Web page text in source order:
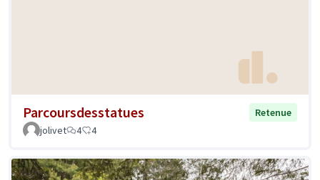
Parcoursdesstatues
Retenue
jolivet
4 4